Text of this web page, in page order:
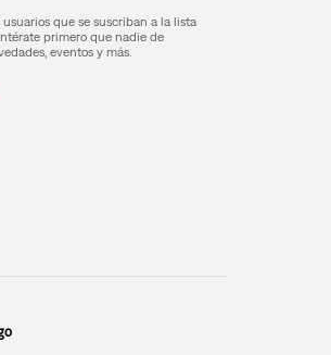
usuarios que se suscriban a la lista
primero que nadie de
eventos y más.